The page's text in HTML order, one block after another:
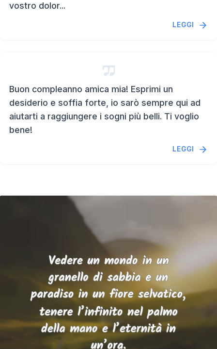
vostro dolor...
LEGGI
Buon compleanno amica mia! Esprimi un
desiderio e soffia forte, io sarò sempre qui ad
aiutarti a raggiungere i sogni più belli. Ti voglio
bene!
LEGGI